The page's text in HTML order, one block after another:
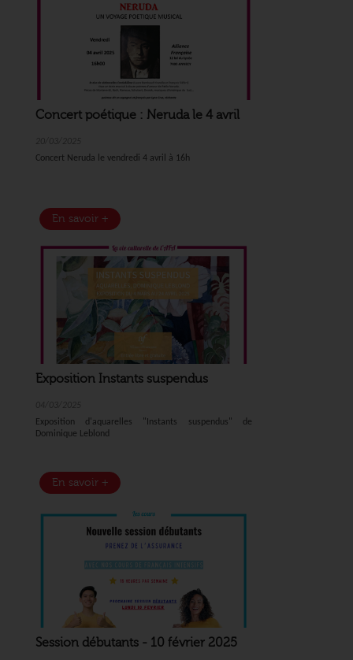
Concert poétique : Neruda le 4 avril
20/03/2025
Concert Neruda le vendredi 4 avril à 16h
En savoir +
Exposition Instants suspendus
04/03/2025
Exposition d'aquarelles "Instants suspendus" de
Dominique Leblond
En savoir +
Session débutants - 10 février 2025